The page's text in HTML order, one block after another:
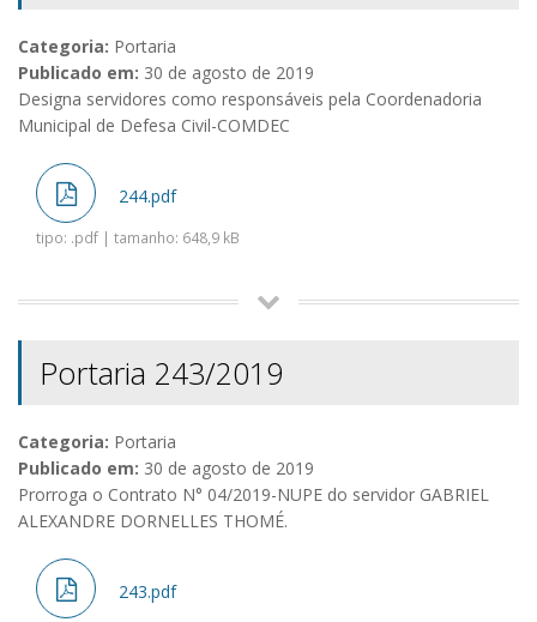
Categoria: Portaria
Publicado em: 30 de agosto de 2019
Designa servidores como responsáveis pela Coordenadoria
Municipal de Defesa Civil-COMDEC
244.pdf
tipo: .pdf | tamanho: 648,9 kB
Portaria 243/2019
Categoria: Portaria
Publicado em: 30 de agosto de 2019
Prorroga o Contrato N° 04/2019-NUPE do servidor GABRIEL
ALEXANDRE DORNELLES THOMÉ.
243.pdf